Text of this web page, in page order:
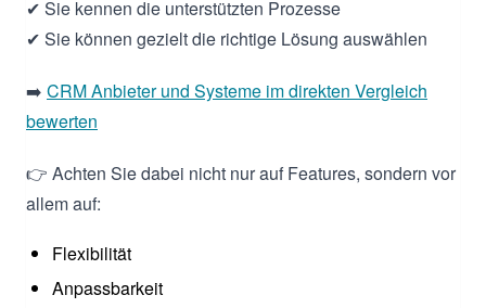
✔ Sie kennen die unterstützten Prozesse
✔ Sie können gezielt die richtige Lösung auswählen
➡️ CRM Anbieter und Systeme im direkten Vergleich
bewerten
👉 Achten Sie dabei nicht nur auf Features, sondern vor
allem auf:
Flexibilität
Anpassbarkeit